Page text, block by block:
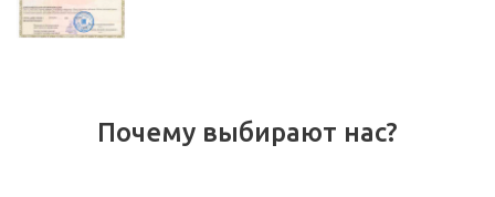
Почему выбирают нас?